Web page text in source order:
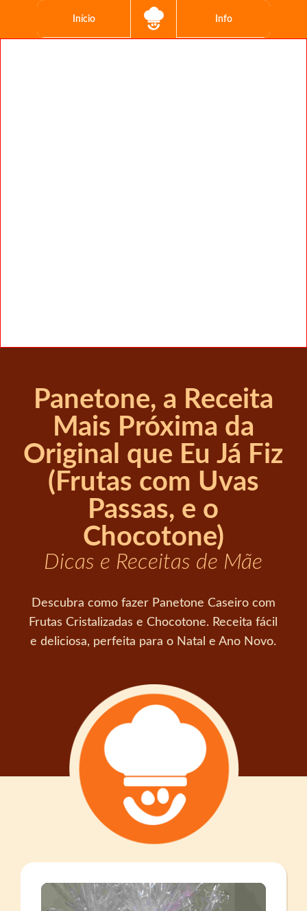
Início Info
Panetone, a Receita
Mais Próxima da
Original que Eu Já Fiz
(Frutas com Uvas
Passas, e o
Chocotone)
Dicas e Receitas de Mãe
Descubra como fazer Panetone Caseiro com
Frutas Cristalizadas e Chocotone. Receita fácil
e deliciosa, perfeita para o Natal e Ano Novo.